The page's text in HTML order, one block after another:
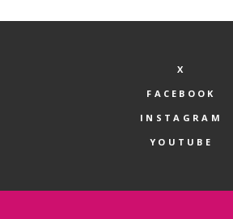
X
FACEBOOK
INSTAGRAM
YOUTUBE